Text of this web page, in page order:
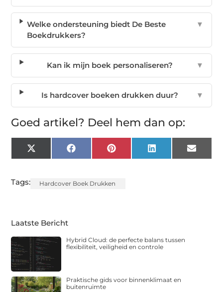
Welke ondersteuning biedt De Beste
Boekdrukkers?
▼
Kan ik mijn boek personaliseren? ▼
Is hardcover boeken drukken duur? ▼
Goed artikel? Deel hem dan op:
X
(Twitter)
FacebookPinterest LinkedIn Email
Tags: Hardcover Boek Drukken
Laatste Bericht
Hybrid Cloud: de perfecte balans tussen
flexibiliteit, veiligheid en controle
Praktische gids voor binnenklimaat en
buitenruimte